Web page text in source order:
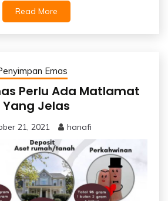
Read More
Emas
Perlu Ada Matlamat
Yang Jelas
21, 2021 hanafi